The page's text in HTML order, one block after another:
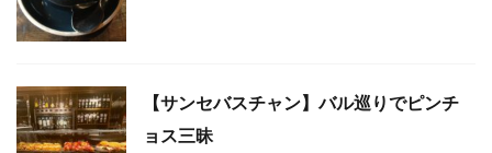
【サンセバスチャン】バル巡りでピンチ
ョス三昧